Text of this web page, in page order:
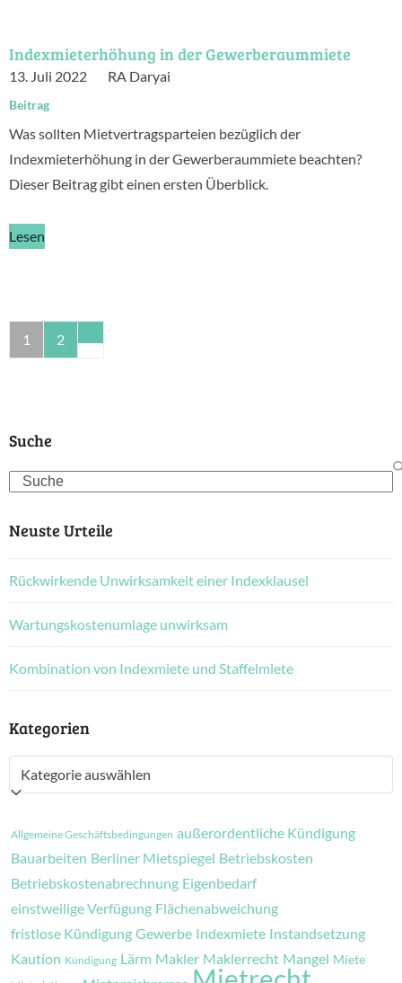
Indexmieterhöhung in der Gewerberaummiete
13. Juli 2022 RA Daryai
Beitrag
Was sollten Mietvertragsparteien bezüglich der
Indexmieterhöhung in der Gewerberaummiete beachten?
Dieser Beitrag gibt einen ersten Überblick.
Lesen
1 2
Suche
Search
Neuste Urteile
Rückwirkende Unwirksamkeit einer Indexklausel
Wartungskostenumlage unwirksam
Kombination von Indexmiete und Staffelmiete
Kategorien
Kategorien
Allgemeine Geschäftsbedingungen außerordentliche Kündigung
Bauarbeiten Berliner Mietspiegel Betriebskosten
Betriebskostenabrechnung Eigenbedarf
einstweilige Verfügung Flächenabweichung
fristlose Kündigung Gewerbe Indexmiete Instandsetzung
Kaution Kündigung Lärm Makler Maklerrecht Mangel Miete